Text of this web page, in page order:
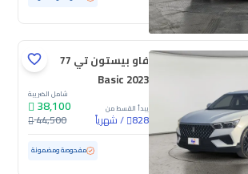
فاو بيستون تي 77
Basic 2023
يبدأ القسط من
828
/شهرياً
شامل الضريبة
38,100
44,500
مفحوصة ومضمونة